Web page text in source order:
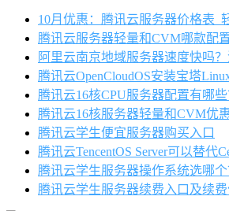
10月优惠：腾讯云服务器价格表_
腾讯云服务器轻量和CVM哪款配
阿里云南京地域服务器速度快吗
腾讯云OpenCloudOS安装宝塔
腾讯云16核CPU服务器配置有哪些
腾讯云16核服务器轻量和CVM优
腾讯云学生便宜服务器购买入口
腾讯云TencentOS Server可以替代
腾讯云学生服务器操作系统选哪个
腾讯云学生服务器续费入口及续